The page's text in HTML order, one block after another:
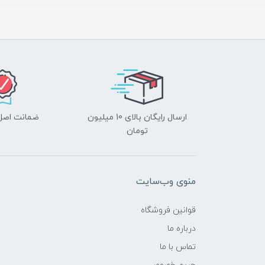
ارسال رایگان بالای 10 میلیون
تومان
ضمانت
منوی وب‌سایت
قوانین فروشگاه
درباره ما
تماس با ما